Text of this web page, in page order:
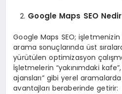
Google Maps SEO
Google Maps SEO;
arama sonuçlarında üst
yürütülen optimizasyon
İşletmelerin “yakınımdaki
ajansları” gibi yerel
avantajları beraberinde getirir: